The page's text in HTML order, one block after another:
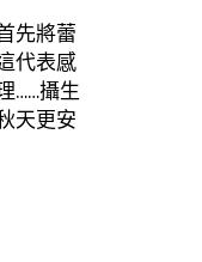
先將蕾
代表感
……攝生
天更安